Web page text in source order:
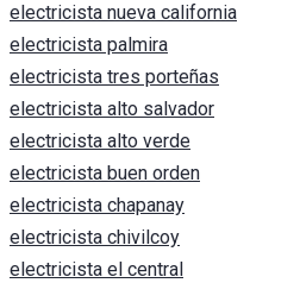
electricista nueva california
electricista palmira
electricista tres porteñas
electricista alto salvador
electricista alto verde
electricista buen orden
electricista chapanay
electricista chivilcoy
electricista el central